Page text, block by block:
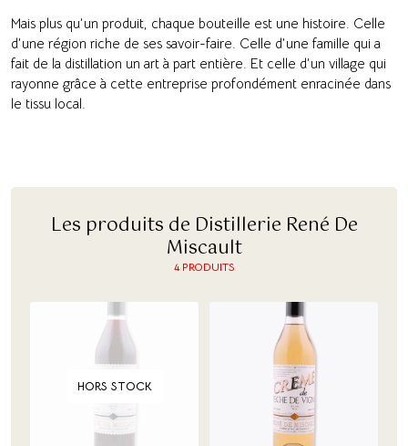
Mais plus qu’un produit, chaque bouteille est une histoire. Celle
d’une région riche de ses savoir-faire. Celle d’une famille qui a
fait de la distillation un art à part entière. Et celle d’un village qui
rayonne grâce à cette entreprise profondément enracinée dans
le tissu local.
Les produits de Distillerie René De
Miscault
4 PRODUITS
HORS STOCK